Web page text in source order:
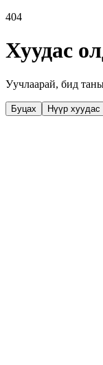
404
Хуудас
Уучлаарай, бид
Буцах Нүүр хуудас